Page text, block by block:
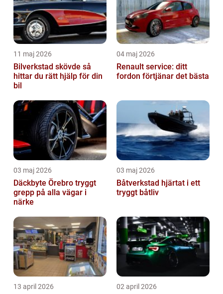
11 maj 2026
Bilverkstad skövde så
hittar du rätt hjälp för din
bil
04 maj 2026
Renault service: ditt
fordon förtjänar det bästa
03 maj 2026
Däckbyte Örebro tryggt
grepp på alla vägar i
närke
03 maj 2026
Båtverkstad hjärtat i ett
tryggt båtliv
13 april 2026 02 april 2026